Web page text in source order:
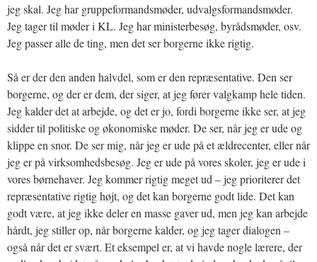
jeg skal. Jeg har gruppeformandsmøder, udvalgsformandsmøder.
Jeg tager til møder i KL. Jeg har ministerbesøg, byrådsmøder, osv.
Jeg passer alle de ting, men det ser borgerne ikke rigtig.
Så er der den anden halvdel, som er den repræsentative. Den ser
borgerne, og der er dem, der siger, at jeg fører valgkamp hele tiden.
Jeg kalder det at arbejde, og det er jo, fordi borgerne ikke ser, at jeg
sidder til politiske og økonomiske møder. De ser, når jeg er ude og
klippe en snor. De ser mig, når jeg er ude på et ældrecenter, eller når
jeg er på virksomhedsbesøg. Jeg er ude på vores skoler, jeg er ude i
vores børnehaver. Jeg kommer rigtig meget ud – jeg prioriterer det
repræsentative rigtig højt, og det kan borgerne godt lide. Det kan
godt være, at jeg ikke deler en masse gaver ud, men jeg kan arbejde
hårdt, jeg stiller op, når borgerne kalder, og jeg tager dialogen –
også når det er svært. Et eksempel er, at vi havde nogle lærere, der